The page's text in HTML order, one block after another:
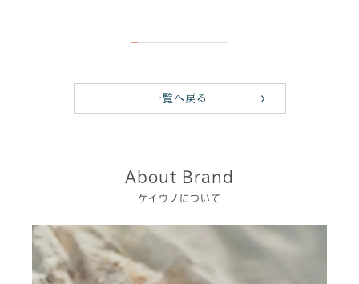
一覧へ戻る
About Brand
ケイウノについて